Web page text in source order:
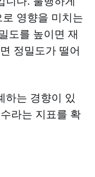
영향을 미치는
도를 높이면 재
정밀도가 떨어
하는 경향이 있
라는 지표를 확